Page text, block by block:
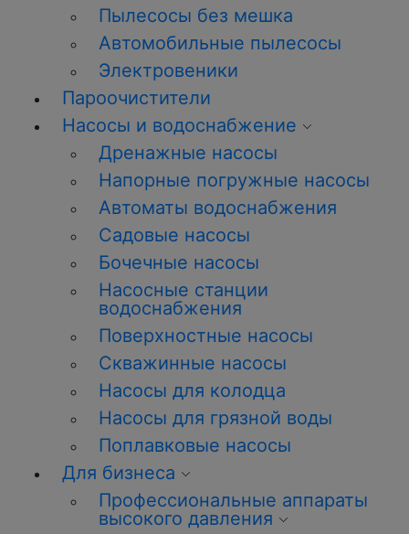
Пылесосы без мешка
Автомобильные пылесосы
Электровеники
Пароочистители
Насосы и водоснабжение
Дренажные насосы
Напорные погружные насосы
Автоматы водоснабжения
Садовые насосы
Бочечные насосы
Насосные станции
водоснабжения
Поверхностные насосы
Скважинные насосы
Насосы для колодца
Насосы для грязной воды
Поплавковые насосы
Для бизнеса
Профессиональные аппараты
высокого давления